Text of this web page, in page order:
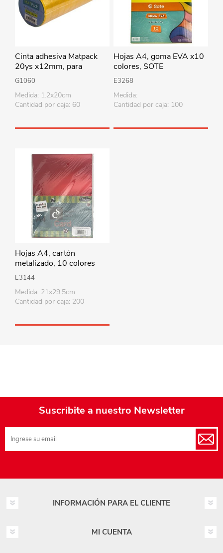
Cinta adhesiva Matpack
20ys x12mm, para
cintero, PACK x12 rollos
G1060
Medida: 1.2x20cm
Cantidad por caja: 60
Hojas A4, goma EVA x10
colores, SOTE
E3268
Medida:
Cantidad por caja: 100
Hojas A4, cartón
metalizado, 10 colores
E3144
Medida: 21x29.5cm
Cantidad por caja: 200
Suscribite a nuestro Newsletter
INFORMACIÓN PARA EL CLIENTE
MI CUENTA